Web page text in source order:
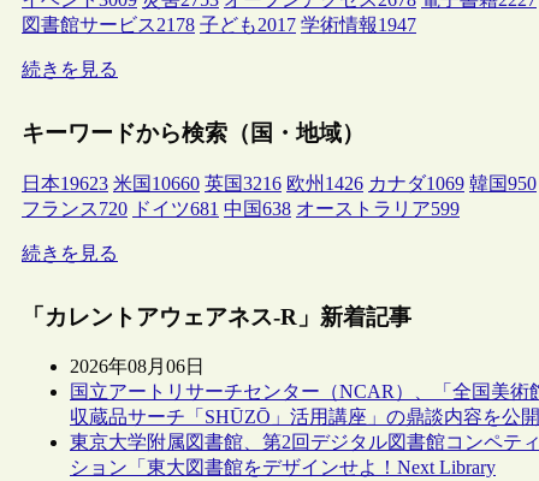
図書館サービス2178 子ども2017 学術情報1947
続きを見る
キーワードから検索（国・地域）
日本19623 米国 10660 英国3216 欧州 1426 カナダ1069 韓国950
フランス720 ドイツ681 中国638 オーストラリア599
続きを見る
「カレントアウェアネス-R」新着記事
2026年08月06日
国立アートリサーチセンター（NCAR）、「全国美術
収蔵品サーチ「SHŪZŌ」活用講座」の鼎談内容を公開
東京大学附属図書館、第2回デジタル図書館コンペティ
ション「東大図書館をデザインせよ！Next Library